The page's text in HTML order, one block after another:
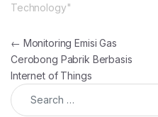
Technology"
Post navigation
← Monitoring Emisi Gas
Cerobong Pabrik Berbasis
Internet of Things
Search for: